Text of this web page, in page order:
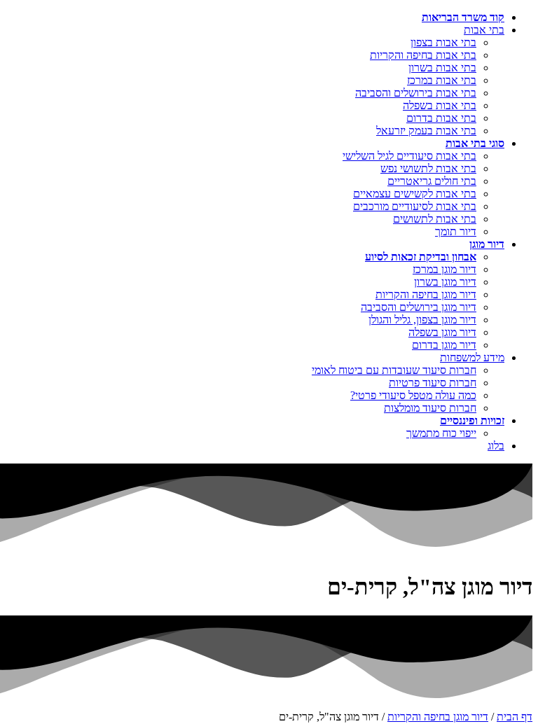
קוד משרד הבריאות
בתי אבות
בתי אבות בצפון
בתי אבות בחיפה והקריות
בתי אבות בשרון
בתי אבות במרכז
בתי אבות בירושלים והסביבה
בתי אבות בשפלה
בתי אבות בדרום
בתי אבות בעמק יזרעאל
סוגי בתי אבות
בתי אבות סיעודיים לגיל השלישי
בתי אבות לתשושי נפש
בתי חולים גריאטריים
בתי אבות לקשישים עצמאיים
בתי אבות לסיעודיים מורכבים
בתי אבות לתשושים
דיור תומך
דיור מוגן
אבחון ובדיקת זכאות לסיוע
דיור מוגן במרכז
דיור מוגן בשרון
דיור מוגן בחיפה והקריות
דיור מוגן בירושלים והסביבה
דיור מוגן בצפון, גליל והגולן
דיור מוגן בשפלה
דיור מוגן בדרום
מידע למשפחות
חברות סיעוד שעובדות עם ביטוח לאומי
חברות סיעוד פרטיות
כמה עולה מטפל סיעודי פרטי?
חברות סיעוד מומלצות
זכויות ופיננסיים
ייפוי כוח מתמשך
בלוג
דיור מוגן צה"ל, קרית-ים
דף הבית / דיור מוגן בחיפה והקריות / דיור מוגן צה"ל, קרית-ים